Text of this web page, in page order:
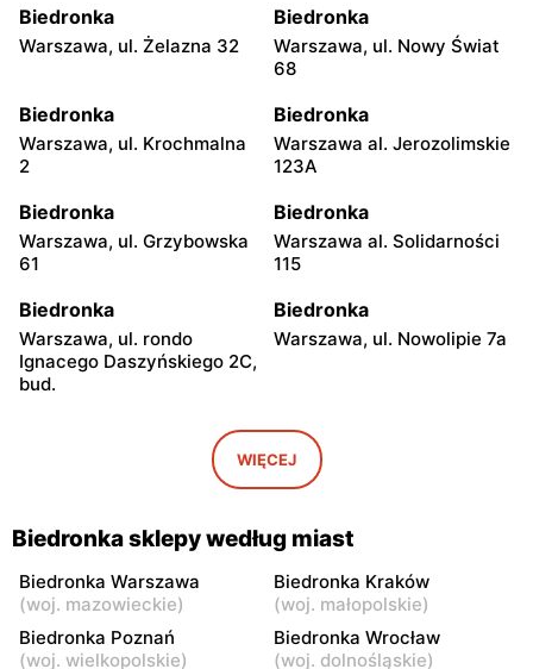
Biedronka
Warszawa, ul. Żelazna 32
Biedronka
Warszawa, ul. Nowy Świat
68
Biedronka
Warszawa, ul. Krochmalna
2
Biedronka
Warszawa al. Jerozolimskie
123A
Biedronka
Warszawa, ul. Grzybowska
61
Biedronka
Warszawa al. Solidarności
115
Biedronka
Warszawa, ul. rondo
Ignacego Daszyńskiego 2C,
bud.
Biedronka
Warszawa, ul. Nowolipie 7a
Warszawa, ul. Ogrodowa 58
Biedronka
Warszawa al. Solidarności
86 88
Biedronka
Warszawa, ul. Dobra 42
Biedronka
Warszawa, ul. Juliana
Ursyna Niemcewicza 8
Biedronka
Warszawa, ul. Solec 24
Biedronka
Warszawa, ul. Juliana
WIĘCEJ
Biedronka sklepy według miast
Biedronka Warszawa
(woj. mazowieckie)
Biedronka Kraków
(woj. małopolskie)
Biedronka Poznań
(woj. wielkopolskie)
Biedronka Wrocław
(woj. dolnośląskie)